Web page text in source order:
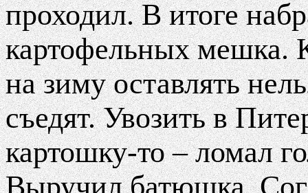
проходил. В итоге
картофельных мешка.
на зиму оставлять
съедят. Увозить в
картошку-то – ломал